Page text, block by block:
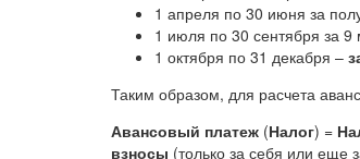
1 апреля по 30 июня за
1 июля по 30 сентября за 9
1 октября по 31 декабря –
Таким образом, для расчета
Авансовый платеж (Налог) =
взносы (только за себя или еще